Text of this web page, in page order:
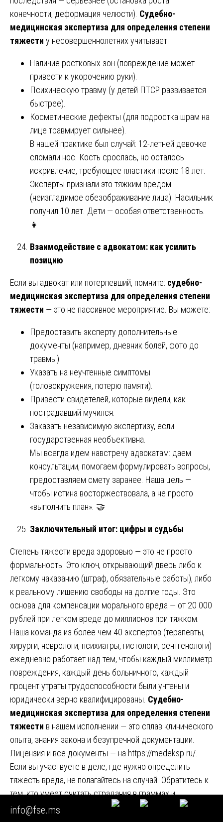
конечности, деформация челюсти). Судебно-
медицинская экспертиза для определения степени
тяжести у несовершеннолетних учитывает:
Наличие ростковых зон (повреждение может
привести к укорочению руки).
Психическую травму (у детей ПТСР развивается
быстрее).
Косметические дефекты (для подростка шрам на
лице травмирует сильнее).
В нашей практике был случай: 12-летней девочке
сломали нос. Кость срослась, но осталось
искривление, требующее пластики после 18 лет.
Эксперты признали это тяжким вредом
(неизгладимое обезображивание лица). Насильник
получил 10 лет. Дети — особая ответственность.
👧
Взаимодействие с адвокатом: как усилить
позицию
Если вы адвокат или потерпевший, помните: судебно-
медицинская экспертиза для определения степени
тяжести — это не пассивное мероприятие. Вы можете:
Предоставить эксперту дополнительные
документы (например, дневник болей, фото до
травмы).
Указать на неучтенные симптомы
(головокружения, потерю памяти).
Привести свидетелей, которые видели, как
пострадавший мучился.
Заказать независимую экспертизу, если
государственная необъективна.
Мы всегда идем навстречу адвокатам: даем
консультации, помогаем формулировать вопросы,
предоставляем смету заранее. Наша цель —
чтобы истина восторжествовала, а не просто
«выполнить план». 🤝
Заключительный итог: цифры и судьбы
Степень тяжести вреда здоровью — это не просто
формальность. Это ключ, открывающий дверь либо к
легкому наказанию (штраф, обязательные работы), либо
к реальному лишению свободы на долгие годы. Это
основа для компенсации морального вреда — от 20 000
рублей при легком вреде до миллионов при тяжком.
Наша команда из более чем 40 экспертов (терапевты,
хирурги, неврологи, психиатры, гистологи, рентгенологи)
ежедневно работает над тем, чтобы каждый миллиметр
повреждения, каждый день больничного, каждый
процент утраты трудоспособности были учтены и
юридически верно квалифицированы. Судебно-
медицинская экспертиза для определения степени
тяжести в нашем исполнении — это сплав клинического
опыта, знания закона и безупречной документации.
Лицензия и все документы — на https://medeksp.ru/
Если вы участвуете в деле, где нужно определить
тяжесть вреда, не полагайтесь на случай. Обратитесь к
тем, кто умеет считать страдания в граммах и
сантиметрах, превращая боль в справедливость.
info@fse.ms